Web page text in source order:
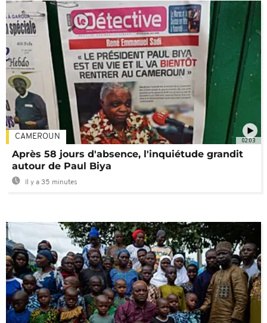
02:03
CAMEROUN
Après 58 jours d'absence, l'inquiétude grandit
autour de Paul Biya
Il y a 35 minutes